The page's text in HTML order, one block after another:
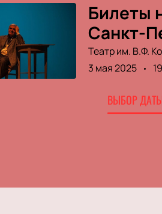
Билеты
Санкт-
Театр им. В.Ф.
3 мая 2025
ВЫБОР